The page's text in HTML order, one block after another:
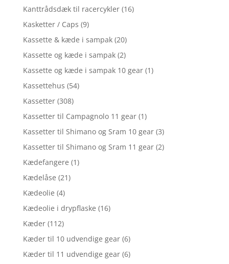
Kanttrådsdæk til racercykler (16)
Kasketter / Caps (9)
Kassette & kæde i sampak (20)
Kassette og kæde i sampak (2)
Kassette og kæde i sampak 10 gear (1)
Kassettehus (54)
Kassetter (308)
Kassetter til Campagnolo 11 gear (1)
Kassetter til Shimano og Sram 10 gear (3)
Kassetter til Shimano og Sram 11 gear (2)
Kædefangere (1)
Kædelåse (21)
Kædeolie (4)
Kædeolie i drypflaske (16)
Kæder (112)
Kæder til 10 udvendige gear (6)
Kæder til 11 udvendige gear (6)